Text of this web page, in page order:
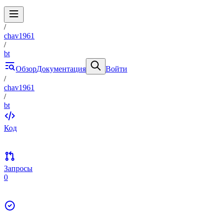
/
chav1961
/
bt
ОбзорДокументация
Войти
/
chav1961
/
bt
Код
Запросы
0